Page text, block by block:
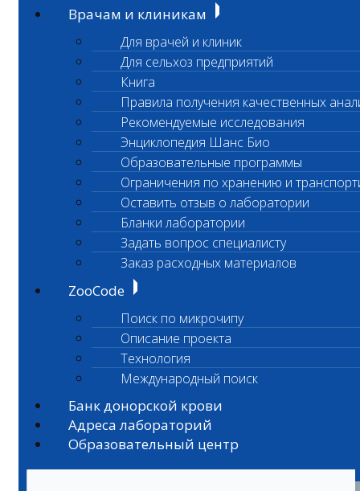
Врачам и клиникам
Для врачей и клиник
Для сельхоз предприятий
Книга
Правила получения качественных
Рекомендуемые исследования
Энциклопедия Шанс Био
Образовательные программы
Ограничения по хранению и
Оставить отзыв о лаборатории
Бланки лаборатории
Задать вопрос специалисту
Заказ расходных материалов
ZooCode
Поиск по микрочипу
Описание проекта
Технология
Международный поиск
Банк донорской крови
Адреса лабораторий
Образовательный центр